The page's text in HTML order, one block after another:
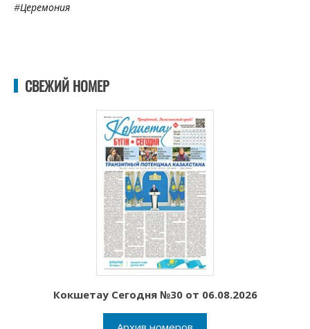
#Церемония
СВЕЖИЙ НОМЕР
Кокшетау Сегодня №30 от 06.08.2026